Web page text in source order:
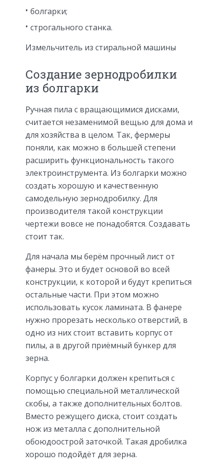
болгарки;
строгального станка.
Измельчитель из стиральной машины
Создание зернодробилки
из болгарки
Ручная пила с вращающимися дисками,
считается незаменимой вещью для дома и
для хозяйства в целом. Так, фермеры
поняли, как можно в большей степени
расширить функциональность такого
электроинструмента. Из болгарки можно
создать хорошую и качественную
самодельную зернодробилку. Для
производителя такой конструкции
чертежи вовсе не понадобятся. Создавать
стоит так.
Для начала мы берём прочный лист от
фанеры. Это и будет основой во всей
конструкции, к которой и будут крепиться
остальные части. При этом можно
использовать кусок ламината. В фанере
нужно прорезать несколько отверстий, в
одно из них стоит вставить корпус от
пилы, а в другой приёмный бункер для
зерна.
Корпус у болгарки должен крепиться с
помощью специальной металлической
скобы, а также дополнительных болтов.
Вместо режущего диска, стоит создать
нож из металла с дополнительной
обоюдоострой заточкой. Такая дробилка
хорошо подойдёт для зерна.